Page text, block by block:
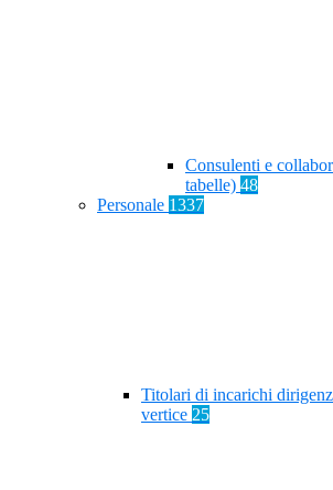
Consulenti e
tabelle) 48
Personale 1337
Titolari di incarichi
vertice 25